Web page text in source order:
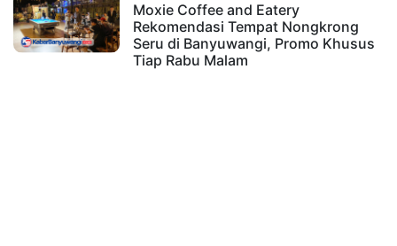
Moxie Coffee and Eatery
Rekomendasi Tempat Nongkrong
Seru di Banyuwangi, Promo Khusus
Tiap Rabu Malam